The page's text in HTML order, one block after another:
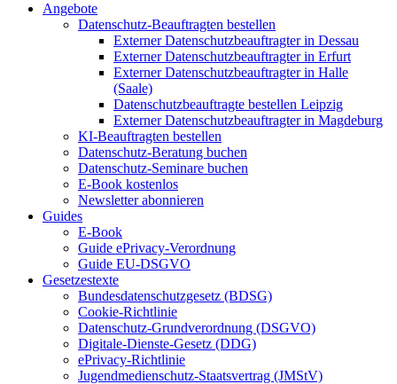
Angebote
Datenschutz-Beauftragten bestellen
Externer Datenschutzbeauftragter in Dessau
Externer Datenschutzbeauftragter in Erfurt
Externer Datenschutzbeauftragter in Halle
(Saale)
Datenschutzbeauftragte bestellen Leipzig
Externer Datenschutzbeauftragter in Magdeburg
KI-Beauftragten bestellen
Datenschutz-Beratung buchen
Datenschutz-Seminare buchen
E-Book kostenlos
Newsletter abonnieren
Guides
E-Book
Guide ePrivacy-Verordnung
Guide EU-DSGVO
Gesetzestexte
Bundesdatenschutzgesetz (BDSG)
Cookie-Richtlinie
Datenschutz-Grundverordnung (DSGVO)
Digitale-Dienste-Gesetz (DDG)
ePrivacy-Richtlinie
Jugendmedienschutz-Staatsvertrag (JMStV)